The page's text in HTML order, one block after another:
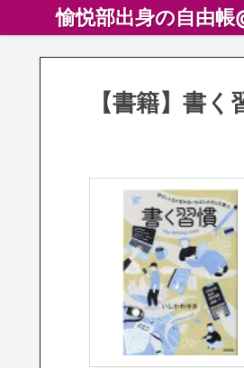
愉悦部出身の自由
【書籍】書